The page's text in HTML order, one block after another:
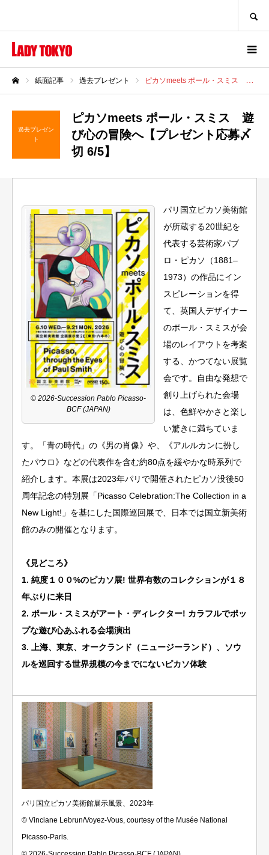
紙面記事 過去プレゼント ピカソmeets ポール・スミス 遊び心の冒険へ【プレゼント応募〆切 6/5】
過去プレゼン
ト
ピカソmeets ポール・スミス 遊
び心の冒険へ【プレゼント応募〆
切 6/5】
© 2026-Succession Pablo Picasso-
BCF (JAPAN)
パリ国立ピカソ美術館
が所蔵する20世紀を
代表する芸術家パブ
ロ・ピカソ（1881–
1973）の作品にイン
スピレーションを得
て、英国人デザイナー
のポール・スミスが会
場のレイアウトを考案
する、かつてない展覧
会です。自由な発想で
創り上げられた会場
は、色鮮やかさと楽し
い驚きに満ちていま
す。「青の時代」の《男の肖像》や、《アルルカンに扮し
たパウロ》などの代表作を含む約80点を緩やかな時系列で
紹介します。本展は2023年パリで開催されたピカソ没後50
周年記念の特別展「Picasso Celebration:The Collection in a
New Light!」を基にした国際巡回展で、日本では国立新美術
館のみの開催となります。
《見どころ》
1. 純度１００%のピカソ展! 世界有数のコレクションが１８
年ぶりに来日
2. ポール・スミスがアート・ディレクター! カラフルでポッ
プな遊び心あふれる会場演出
3. 上海、東京、オークランド（ニュージーランド）、ソウ
ルを巡回する世界規模の今までにないピカソ体験
パリ国立ピカソ美術館展示風景、2023年
© Vinciane Lebrun/Voyez-Vous, courtesy of the Musée National
Picasso-Paris.